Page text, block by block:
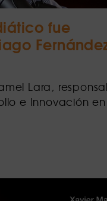
fue
Lara,
e Innovación en